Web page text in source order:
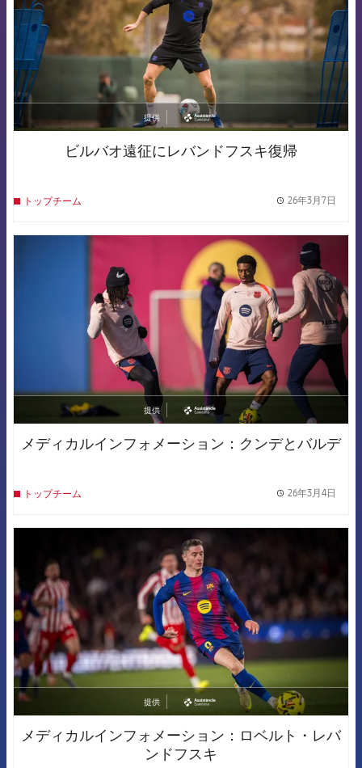
提供
asistencia
ビルバオ遠征にレバンドフスキ復帰
トップチーム 26年3月7日
FCB Barcelona badge
提供
asistencia
メディカルインフォメーション：クンデとバルデ
トップチーム 26年3月4日
FCB Barcelona badge
提供
asistencia
メディカルインフォメーション：ロベルト・レバ
ンドフスキ